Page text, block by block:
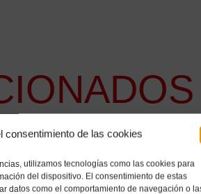
consentimiento de las cookies
utilizamos tecnologías como las cookies para
del dispositivo. El consentimiento de estas
datos como el comportamiento de navegación o